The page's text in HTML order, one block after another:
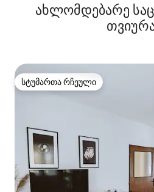
ახლომდებარე
სტუმართა რჩეული
სტუმართა რჩეული